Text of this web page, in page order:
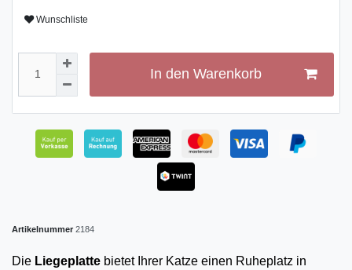
Wunschliste
In den Warenkorb
Artikelnummer 2184
Die Liegeplatte bietet Ihrer Katze einen Ruheplatz in